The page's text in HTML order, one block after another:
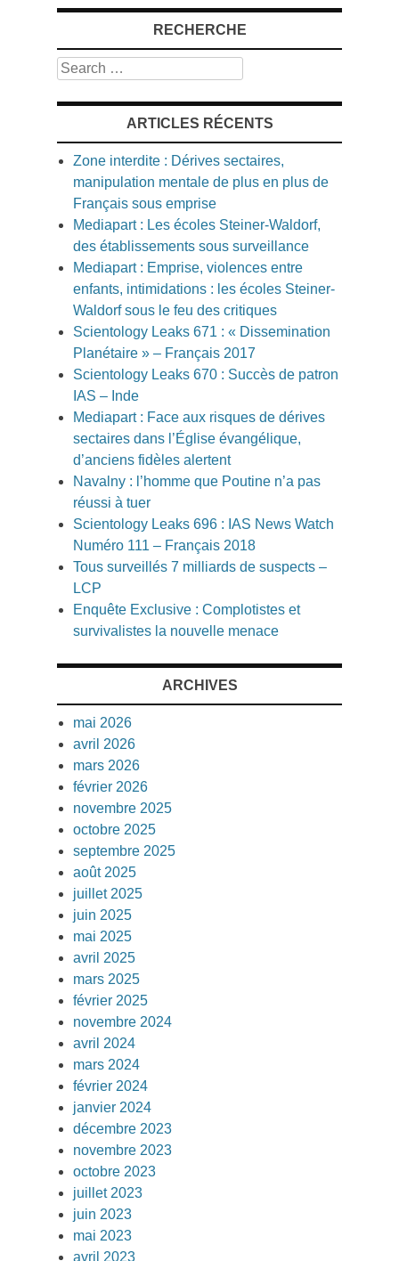
RECHERCHE
Search
ARTICLES RÉCENTS
Zone interdite : Dérives sectaires,
manipulation mentale de plus en plus de
Français sous emprise
Mediapart : Les écoles Steiner-Waldorf,
des établissements sous surveillance
Mediapart : Emprise, violences entre
enfants, intimidations : les écoles Steiner-
Waldorf sous le feu des critiques
Scientology Leaks 671 : « Dissemination
Planétaire » – Français 2017
Scientology Leaks 670 : Succès de patron
IAS – Inde
Mediapart : Face aux risques de dérives
sectaires dans l’Église évangélique,
d’anciens fidèles alertent
Navalny : l’homme que Poutine n’a pas
réussi à tuer
Scientology Leaks 696 : IAS News Watch
Numéro 111 – Français 2018
Tous surveillés 7 milliards de suspects –
LCP
Enquête Exclusive : Complotistes et
survivalistes la nouvelle menace
ARCHIVES
mai 2026
avril 2026
mars 2026
février 2026
novembre 2025
octobre 2025
septembre 2025
août 2025
juillet 2025
juin 2025
mai 2025
avril 2025
mars 2025
février 2025
novembre 2024
avril 2024
mars 2024
février 2024
janvier 2024
décembre 2023
novembre 2023
octobre 2023
juillet 2023
juin 2023
mai 2023
avril 2023